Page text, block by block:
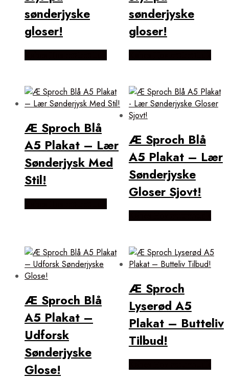
sønderjyske
gloser!
sønderjyske
gloser!
Æ Sproch Blå
A5 Plakat – Lær
Sønderjysk Med
Stil!
Æ Sproch Blå
A5 Plakat – Lær
Sønderjyske
Gloser Sjovt!
Æ Sproch Blå
A5 Plakat –
Udforsk
Sønderjyske
Glose!
Æ Sproch
Lyserød A5
Plakat – Butteliv
Tilbud!